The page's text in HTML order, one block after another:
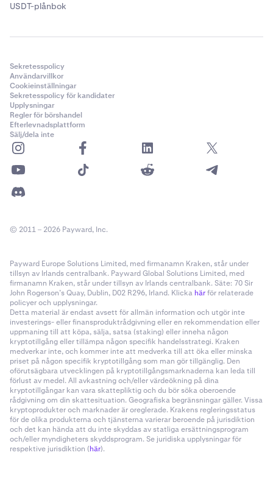
USDT-plånbok
Sekretesspolicy
Användarvillkor
Cookieinställningar
Sekretesspolicy för kandidater
Upplysningar
Regler för börshandel
Efterlevnadsplattform
Sälj/dela inte
© 2011 – 2026 Payward, Inc.
Payward Europe Solutions Limited, med firmanamn Kraken, står under
tillsyn av Irlands centralbank. Payward Global Solutions Limited, med
firmanamn Kraken, står under tillsyn av Irlands centralbank. Säte: 70 Sir
John Rogerson’s Quay, Dublin, D02 R296, Irland. Klicka härför relaterade
policyer och upplysningar.
Detta material är endast avsett för allmän information och utgör inte
investerings- eller finansproduktrådgivning eller en rekommendation eller
uppmaning till att köpa, sälja, satsa (staking) eller inneha någon
kryptotillgång eller tillämpa någon specifik handelsstrategi. Kraken
medverkar inte, och kommer inte att medverka till att öka eller minska
priset på någon specifik kryptotillgång som man gör tillgänglig. Den
oförutsägbara utvecklingen på kryptotillgångsmarknaderna kan leda till
förlust av medel. All avkastning och/eller värdeökning på dina
kryptotillgångar kan vara skattepliktig och du bör söka oberoende
rådgivning om din skattesituation. Geografiska begränsningar gäller. Vissa
kryptoprodukter och marknader är oreglerade. Krakens regleringsstatus
för de olika produkterna och tjänsterna varierar beroende på jurisdiktion
och det kan hända att du inte skyddas av statliga ersättningsprogram
och/eller myndigheters skyddsprogram. Se juridiska upplysningar för
respektive jurisdiktion (här).